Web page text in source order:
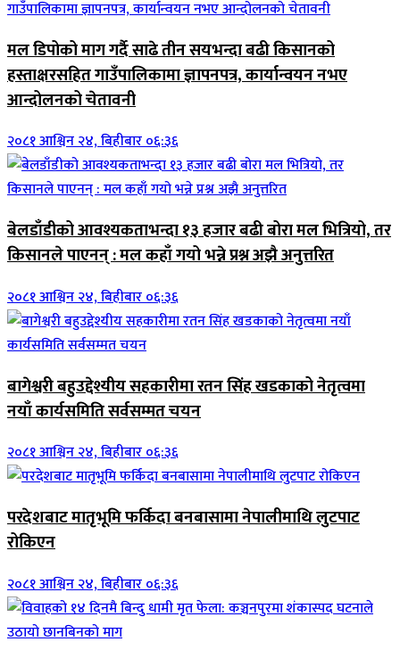
मल डिपोको माग गर्दै साढे तीन सयभन्दा बढी किसानको
हस्ताक्षरसहित गाउँपालिकामा ज्ञापनपत्र, कार्यान्वयन नभए
आन्दोलनको चेतावनी
२०८१ आश्विन २४, बिहीबार ०६:३६
बेलडाँडीको आवश्यकताभन्दा १३ हजार बढी बोरा मल भित्रियो, तर
किसानले पाएनन् : मल कहाँ गयो भन्ने प्रश्न अझै अनुत्तरित
२०८१ आश्विन २४, बिहीबार ०६:३६
बागेश्वरी बहुउद्देश्यीय सहकारीमा रतन सिंह खडकाको नेतृत्वमा
नयाँ कार्यसमिति सर्वसम्मत चयन
२०८१ आश्विन २४, बिहीबार ०६:३६
परदेशबाट मातृभूमि फर्किदा बनबासामा नेपालीमाथि लुटपाट
रोकिएन
२०८१ आश्विन २४, बिहीबार ०६:३६